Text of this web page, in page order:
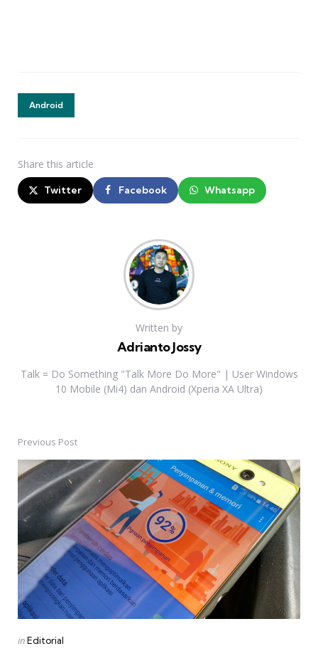
Android
Share this article
Twitter Facebook Whatsapp
Written by
Adrianto Jossy
Talk = Do Something "Talk More Do More" | User Windows
10 Mobile (Mi4) dan Android (Xperia XA Ultra)
Post
navigation
Previous Post
Posted
inEditorial